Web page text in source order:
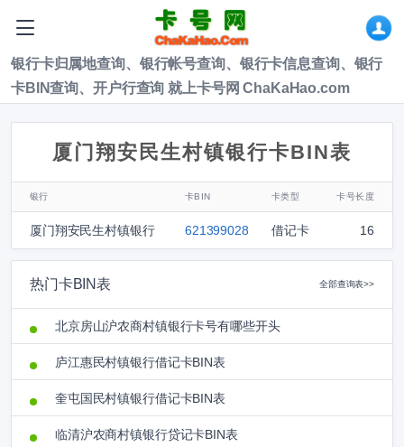
银行卡归属地查询、银行帐号查询、银行卡信息查询、银行
卡BIN查询、开户行查询 就上卡号网 ChaKaHao.com
厦门翔安民生村镇银行卡BIN表
银行 卡BIN 卡类型 卡号长度
厦门翔安民生村镇银行 621399028 借记卡 16
热门卡BIN表 全部查询表>>
北京房山沪农商村镇银行卡号有哪些开头
庐江惠民村镇银行借记卡BIN表
奎屯国民村镇银行借记卡BIN表
临清沪农商村镇银行贷记卡BIN表